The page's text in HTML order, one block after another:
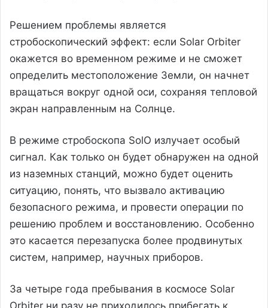
Решением проблемы является
стробоскопический эффект: если Solar Orbiter
окажется во временном режиме и не сможет
определить местоположение Земли, он начнет
вращаться вокруг одной оси, сохраняя тепловой
экран направленным на Солнце.
В режиме стробоскопа SolO излучает особый
сигнал. Как только он будет обнаружен на одной
из наземных станций, можно будет оценить
ситуацию, понять, что вызвало активацию
безопасного режима, и провести операции по
решению проблем и восстановлению. Особенно
это касается перезапуска более продвинутых
систем, например, научных приборов.
За четыре года пребывания в космосе Solar
Orbiter ни разу не приходилось прибегать к